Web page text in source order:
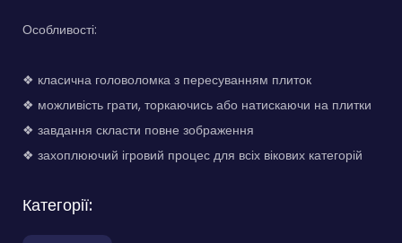
Особливості:
❖ класична головоломка з пересуванням плиток
❖ можливість грати, торкаючись або натискаючи на плитки
❖ завдання скласти повне зображення
❖ захоплюючий ігровий процес для всіх вікових категорій
Категорії: